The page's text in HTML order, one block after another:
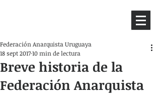
Breve historia de la
Federación Anarquista
Federación Anarquista Uruguaya
18 sept 201710 min de lectura